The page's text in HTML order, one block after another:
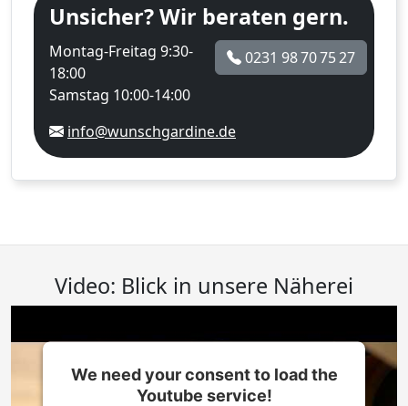
Unsicher? Wir beraten gern.
Montag-Freitag 9:30-
18:00
Samstag 10:00-14:00
0231 98 70 75 27
info@wunschgardine.de
Video: Blick in unsere Näherei
We need your consent to load the
Youtube service!